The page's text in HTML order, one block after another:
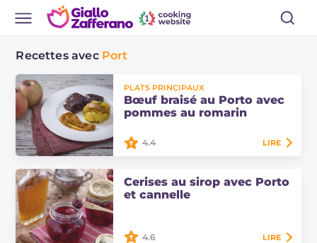
Recettes avec Port
PLATS PRINCIPAUX
Bœuf braisé au Porto avec
pommes au romarin
Le bœuf braisé au Porto avec
pommes au romarin est un plat
savoureux et aromatique, parfait
4.4 LIRE
Cerises au sirop avec Porto
et cannelle
4.6 LIRE